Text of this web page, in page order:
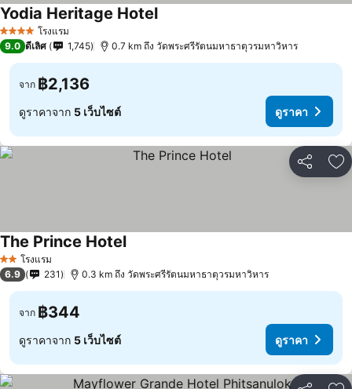
4 ดาว โรงแรม
Yodia Heritage Hotel
9.0 ดีเลิศ 1,745 0.7 km ถึง วัดพระศรีรัตนมหาธาตุวรมหาวิหาร
จาก ฿2,136
ดูราคาจาก 5 เว็บไซต์ ดูราคา
แชร์ เ
2 ดาวโรงแรม
The Prince Hotel
6.9 231 0.3 km ถึง วัดพระศรีรัตนมหาธาตุวรมหาวิหาร
จาก ฿344
ดูราคาจาก 5 เว็บไซต์ ดูราคา